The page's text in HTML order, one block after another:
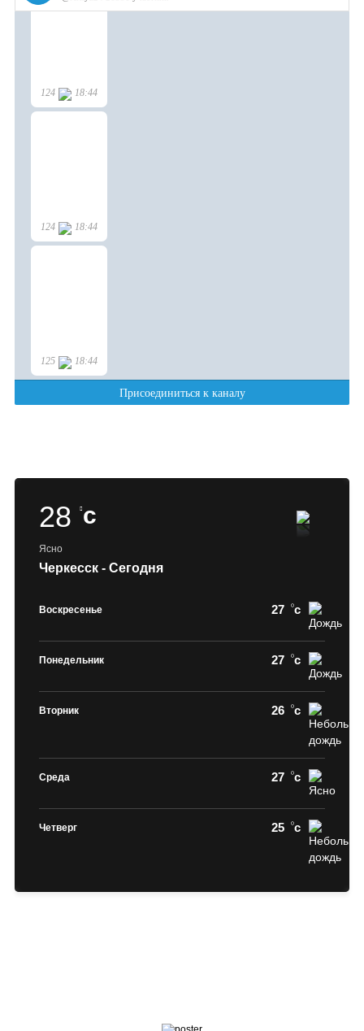
28 c
Ясно
Черкесск - Сегодня
Воскресенье 27 c
Понедельник 27 c
Вторник 26 c
Среда 27 c
Четверг 25 c